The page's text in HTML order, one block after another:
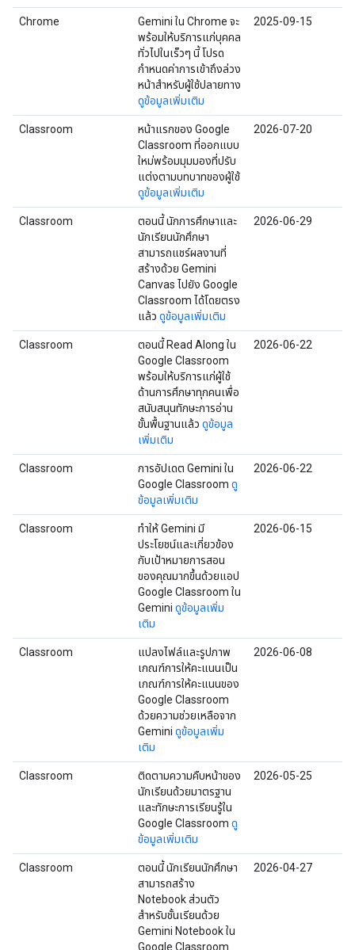
Chrome
Gemini ใน Chrome จะ
พร้อมให้บริการแก่บุคคล
ทั่วไปในเร็วๆ นี้ โปรด
กำหนดค่าการเข้าถึงล่วง
หน้าสำหรับผู้ใช้ปลายทาง
ดูข้อมูลเพิ่มเติม
2025-09-15
Classroom
หน้าแรกของ Google
Classroom ที่ออกแบบ
ใหม่พร้อมมุมมองที่ปรับ
แต่งตามบทบาทของผู้ใช้
ดูข้อมูลเพิ่มเติม
2026-07-20
Classroom
ตอนนี้ นักการศึกษาและ
นักเรียนนักศึกษา
สามารถแชร์ผลงานที่
สร้างด้วย Gemini
Canvas ไปยัง Google
Classroom ได้โดยตรง
แล้ว ดูข้อมูลเพิ่มเติม
2026-06-29
Classroom
ตอนนี้ Read Along ใน
Google Classroom
พร้อมให้บริการแก่ผู้ใช้
ด้านการศึกษาทุกคนเพื่อ
สนับสนุนทักษะการอ่าน
ขั้นพื้นฐานแล้ว ดูข้อมูล
เพิ่มเติม
2026-06-22
Classroom
การอัปเดต Gemini ใน
Google Classroom ดู
ข้อมูลเพิ่มเติม
2026-06-22
Classroom
ทำให้ Gemini มี
ประโยชน์และเกี่ยวข้อง
กับเป้าหมายการสอน
ของคุณมากขึ้นด้วยแอป
Google Classroom ใน
Gemini ดูข้อมูลเพิ่ม
เติม
2026-06-15
Classroom
แปลงไฟล์และรูปภาพ
เกณฑ์การให้คะแนนเป็น
เกณฑ์การให้คะแนนของ
Google Classroom
ด้วยความช่วยเหลือจาก
Gemini ดูข้อมูลเพิ่ม
เติม
2026-06-08
Classroom
ติดตามความคืบหน้าของ
นักเรียนด้วยมาตรฐาน
และทักษะการเรียนรู้ใน
Google Classroom ดู
ข้อมูลเพิ่มเติม
2026-05-25
Classroom
ตอนนี้ นักเรียนนักศึกษา
สามารถสร้าง
Notebook ส่วนตัว
สำหรับชั้นเรียนด้วย
Gemini Notebook ใน
Google Classroom
2026-04-27